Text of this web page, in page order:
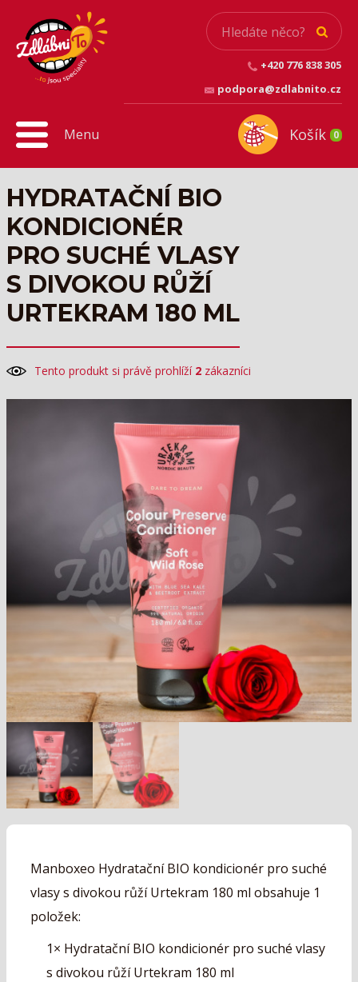
+420 776 838 305
podpora@zdlabnito.cz
Košík 0
Menu
HYDRATAČNÍ BIO
KONDICIONÉR
PRO SUCHÉ VLASY
S DIVOKOU RŮŽÍ
URTEKRAM 180 ML
Tento produkt si právě prohlíží 2 zákazníci
Manboxeo Hydratační BIO kondicionér pro suché
vlasy s divokou růží Urtekram 180 ml obsahuje 1
položek:
1× Hydratační BIO kondicionér pro suché vlasy
s divokou růží Urtekram 180 ml